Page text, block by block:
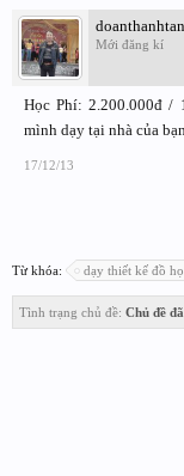
doanthanhtan
Mới đăng kí
Học Phí: 2.200.000đ /
mình dạy tại nhà của
17/12/13
Từ khóa: dạy thiết kế đồ
Tình trạng chủ đề: Chủ đề